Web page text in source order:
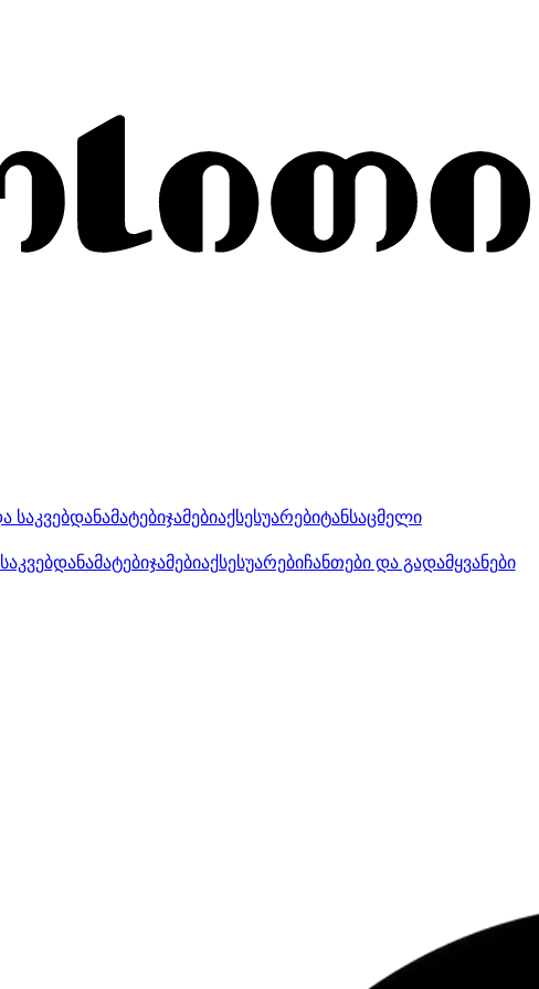
საკვებდანამატებიჯამებიაქსესუარებიტანსაცმელი
ჯამებიაქსესუარებიჩანთები და გადამყვანები